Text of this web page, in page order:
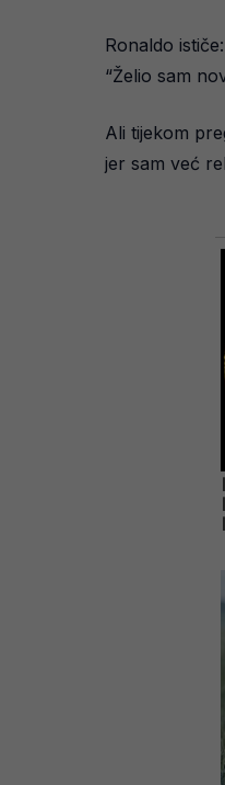
Ronaldo
“Želio sam
Ali tijekom
jer sam već